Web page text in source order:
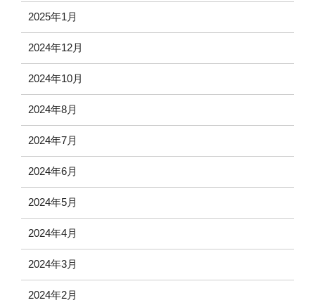
2025年1月
2024年12月
2024年10月
2024年8月
2024年7月
2024年6月
2024年5月
2024年4月
2024年3月
2024年2月